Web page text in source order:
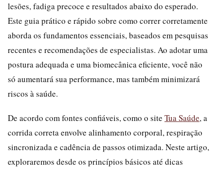
lesões, fadiga precoce e resultados abaixo do esperado.
Este guia prático e rápido sobre como correr corretamente
aborda os fundamentos essenciais, baseados em pesquisas
recentes e recomendações de especialistas. Ao adotar uma
postura adequada e uma biomecânica eficiente, você não
só aumentará sua performance, mas também minimizará
riscos à saúde.
De acordo com fontes confiáveis, como o site Tua Saúde, a
corrida correta envolve alinhamento corporal, respiração
sincronizada e cadência de passos otimizada. Neste artigo,
exploraremos desde os princípios básicos até dicas